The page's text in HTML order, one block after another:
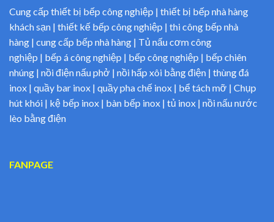
Cung cấp thiết bị bếp công nghiệp | thiết bị bếp nhà hàng
khách sạn | thiết kế bếp công nghiệp | thi công bếp nhà
hàng | cung cấp bếp nhà hàng | Tủ nấu cơm công
nghiệp | bếp á công nghiệp | bếp công nghiệp | bếp chiên
nhúng | nồi điện nấu phở | nồi hấp xôi bằng điện | thùng đá
inox | quầy bar inox | quầy pha chế inox | bể tách mỡ | Chụp
hút khói | kệ bếp inox | bàn bếp inox | tủ inox | nồi nấu nước
lèo bằng điện
FANPAGE